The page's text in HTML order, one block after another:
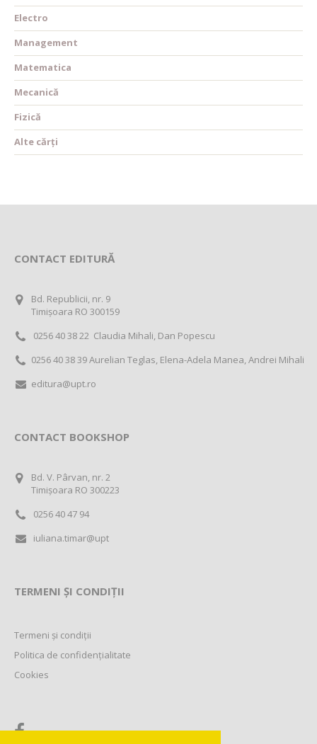
Electro
Management
Matematica
Mecanică
Fizică
Alte cărți
CONTACT EDITURĂ
Bd. Republicii, nr. 9
Timișoara RO 300159
0256 40 38 22 Claudia Mihali, Dan Popescu
0256 40 38 39 Aurelian Teglas, Elena-Adela Manea, Andrei Mihali
editura@upt.ro
CONTACT BOOKSHOP
Bd. V. Pârvan, nr. 2
Timișoara RO 300223
0256 40 47 94
iuliana.timar@upt
TERMENI ȘI CONDIȚII
Termeni și condiții
Politica de confidențialitate
Cookies